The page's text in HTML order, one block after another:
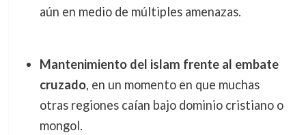
aún en medio de múltiples amenazas.
Mantenimiento del islam frente al embate
cruzado, en un momento en que muchas
otras regiones caían bajo dominio cristiano o
mongol.